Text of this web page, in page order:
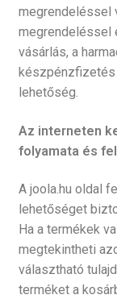
Kapcsolat
megrendeléssel
megrendeléssel
vásárlás, a
készpénzfizetés
lehetőség.
Az interneten
folyamata és
A joola.hu oldal
lehetőséget
Ha a termékek
megtekintheti
választható
terméket a